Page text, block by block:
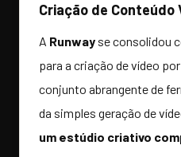
Criação de Conteúdo
A Runway se consolidou
para a criação de vídeo
conjunto abrangente de
da simples geração de
um estúdio criativo